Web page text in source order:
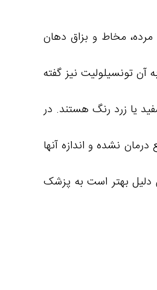
مخاط و بزاق دهان
تونسیلولیت نیز گفته
یا زرد رنگ هستند. در
نشده و اندازه آنها
دلیل بهتر است به پزشک